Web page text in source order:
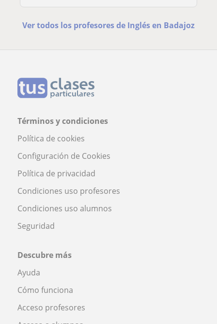
Ver todos los profesores de Inglés en Badajoz
Términos y condiciones
Política de cookies
Configuración de Cookies
Política de privacidad
Condiciones uso profesores
Condiciones uso alumnos
Seguridad
Descubre más
Ayuda
Cómo funciona
Acceso profesores